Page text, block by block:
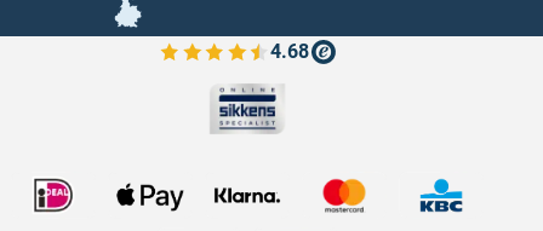
4.68
Bekijk de verfplaza beoordelingen